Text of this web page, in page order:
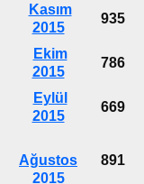
Kasım
2015
935
Ekim
2015
786
Eylül
2015
669
Ağustos
2015
891